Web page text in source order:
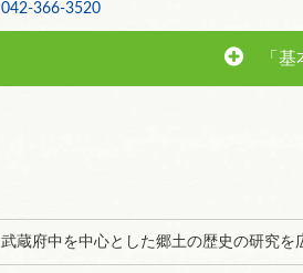
042-366-3520
「基
武蔵府中を中心とした郷土の歴史の研究を